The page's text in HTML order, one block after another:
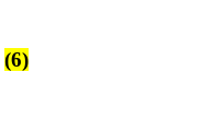
(6)